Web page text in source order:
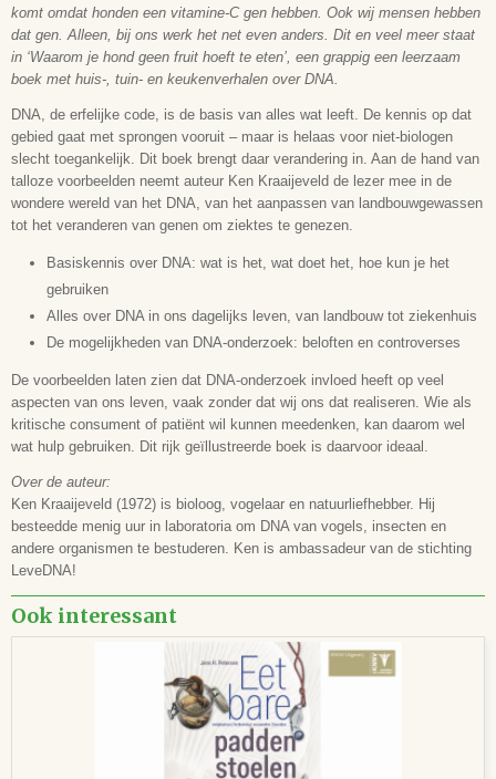
komt omdat honden een vitamine-C gen hebben. Ook wij mensen hebben
dat gen. Alleen, bij ons werk het net even anders. Dit en veel meer staat
in ‘Waarom je hond geen fruit hoeft te eten’, een grappig een leerzaam
boek met huis-, tuin- en keukenverhalen over DNA.
DNA, de erfelijke code, is de basis van alles wat leeft. De kennis op dat
gebied gaat met sprongen vooruit – maar is helaas voor niet-biologen
slecht toegankelijk. Dit boek brengt daar verandering in. Aan de hand van
talloze voorbeelden neemt auteur Ken Kraaijeveld de lezer mee in de
wondere wereld van het DNA, van het aanpassen van landbouwgewassen
tot het veranderen van genen om ziektes te genezen.
Basiskennis over DNA: wat is het, wat doet het, hoe kun je het
gebruiken
Alles over DNA in ons dagelijks leven, van landbouw tot ziekenhuis
De mogelijkheden van DNA-onderzoek: beloften en controverses
De voorbeelden laten zien dat DNA-onderzoek invloed heeft op veel
aspecten van ons leven, vaak zonder dat wij ons dat realiseren. Wie als
kritische consument of patiënt wil kunnen meedenken, kan daarom wel
wat hulp gebruiken. Dit rijk geïllustreerde boek is daarvoor ideaal.
Over de auteur:
Ken Kraaijeveld (1972) is bioloog, vogelaar en natuurliefhebber. Hij
besteedde menig uur in laboratoria om DNA van vogels, insecten en
andere organismen te bestuderen. Ken is ambassadeur van de stichting
LeveDNA!
Ook interessant